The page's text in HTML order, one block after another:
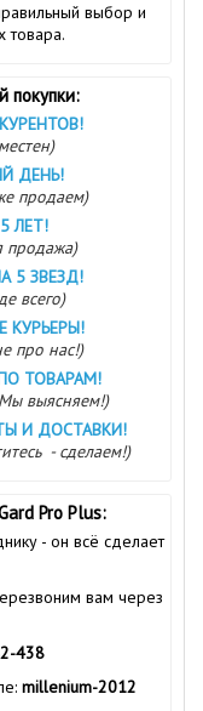
выбор и
товара.
покупки:
ДЕНЬ!
продаем)
ЛЕТ!
продажа)
5 ЗВЕЗД!
всего)
КУРЬЕРЫ!
про нас!)
ТОВАРАМ!
выясняем!)
И ДОСТАВКИ!
- сделаем!)
Pro Plus:
- он всё сделает
вам через
438
millenium-2012